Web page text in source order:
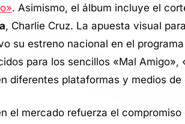
. Asimismo, el álbum incluye el
, Charlie Cruz. La apuesta visual
su estreno nacional en el
para los sencillos «Mal
diferentes plataformas y medios
el mercado refuerza el